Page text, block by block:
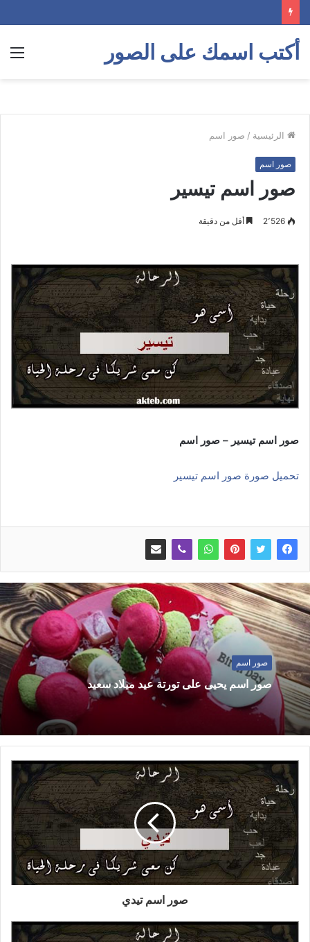
أكتب اسمك على الصور
الرئيسية / صور اسم
صور اسم
صور اسم تيسير
2٬526 أقل من دقيقة
صور اسم تيسير – صور اسم
تحميل صورة صور اسم تيسير
صور اسم
صور اسم يحيى على تورتة عيد ميلاد سعيد
صور اسم تيدي